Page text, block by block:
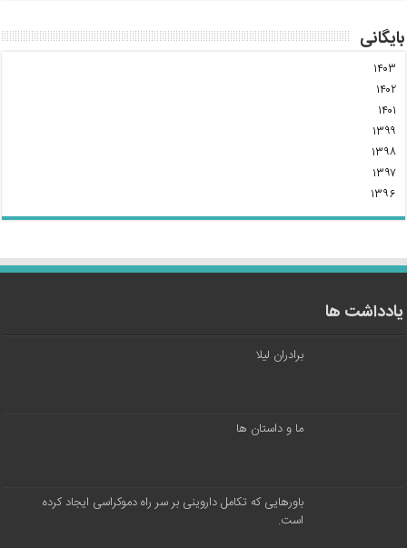
بایگانی
۱۴۰۳
۱۴۰۲
۱۴۰۱
۱۳۹۹
۱۳۹۸
۱۳۹۷
۱۳۹۶
یادداشت ها
برادران لیلا
ما و داستان ها
باورهایی که تکامل داروینی بر سر راه دموکراسی ایجاد کرده
است.